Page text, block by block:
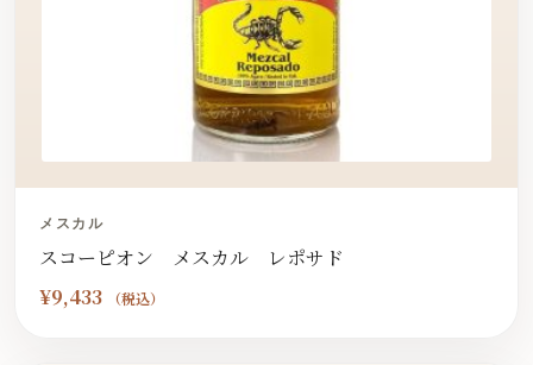
メスカル
スコーピオン メスカル レポサド
¥9,433 （税込）